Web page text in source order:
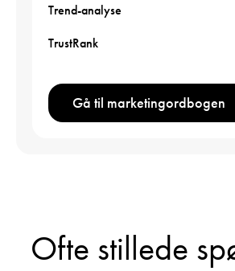
Trend-analyse
TrustRank
Gå til marketingordbogen
Ofte stillede